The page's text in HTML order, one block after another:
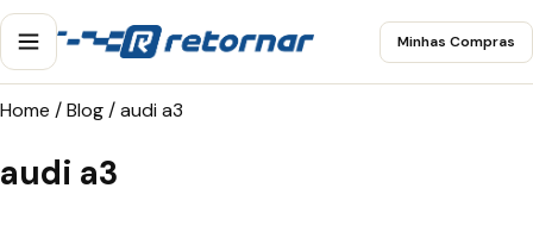
Minhas Compras
Home /Blog/audi a3
audi a3